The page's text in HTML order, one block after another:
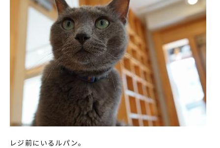
レジ前にいるルパン。